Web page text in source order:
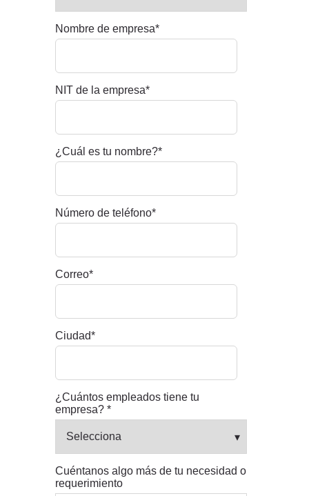
Nombre de empresa*
NIT de la empresa*
¿Cuál es tu nombre?*
Número de teléfono*
Correo*
Ciudad*
¿Cuántos empleados tiene tu
empresa? *
Cuéntanos algo más de tu necesidad o
requerimiento